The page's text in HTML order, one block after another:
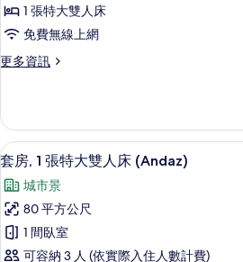
大
客
房
所
有
相
片
1 張特大雙人床
免費無線上網
更多資訊
更
仕
大
客
的
詳
情
顯
示
套
房,
套房,
7
套房, 1 張特大雙人床 (Andaz)
城市景
80 平方公尺
1 間臥室
可容納 3 人 (依實際入住人數計費)